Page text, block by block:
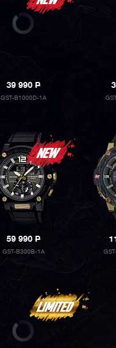
39 990P
GST-B1000D-1A
59 990P
GST-B300B-1A